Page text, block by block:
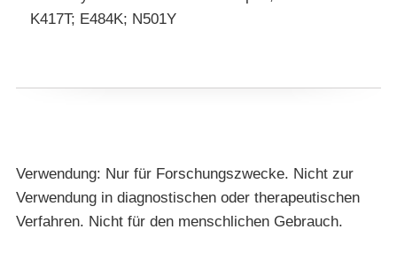
K417T; E484K; N501Y
Verwendung: Nur für Forschungszwecke. Nicht zur
Verwendung in diagnostischen oder therapeutischen
Verfahren. Nicht für den menschlichen Gebrauch.